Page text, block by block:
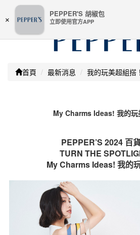
嚴防詐騙 | 本站未透過任何名
卡號等私人資訊，請立即掛
Toggle
navigation
首頁 最新消息 我的玩美超組搭！
My Charms Ideas! 我的玩
PEPPER’S 2024 百
TURN THE
My Charms Ideas! 我的
×
PEPPER'S 胡椒包
立即使用官方APP